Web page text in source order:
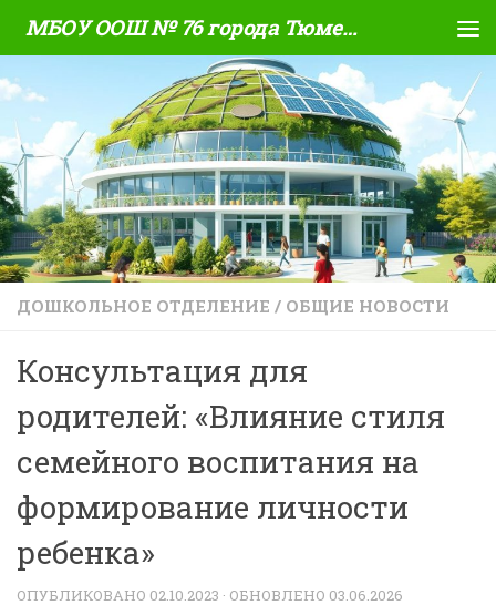
Skip to content МБОУ ООШ № 76 города Тюмени
ДОШКОЛЬНОЕ ОТДЕЛЕНИЕ / ОБЩИЕ НОВОСТИ
Консультация для
родителей: «Влияние стиля
семейного воспитания на
формирование личности
ребенка»
ОПУБЛИКОВАНО 02.10.2023 · ОБНОВЛЕНО 03.06.2026